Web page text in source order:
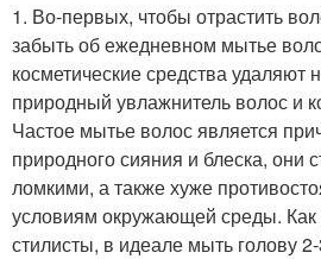
1. Во-первых, чтобы отрастить
забыть об ежедневном мытье
косметические средства удаляют
природный увлажнитель волос и
Частое мытье волос является
природного сияния и блеска, они
ломкими, а также хуже
условиям окружающей среды.
стилисты, в идеале мыть голову